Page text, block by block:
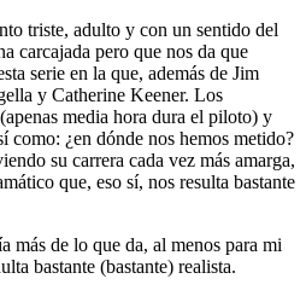
triste, adulto y con un sentido del
carcajada pero que nos da que
serie en la que, además de Jim
y Catherine Keener. Los
media hora dura el piloto) y
como: ¿en dónde nos hemos metido?
su carrera cada vez más amarga,
que, eso sí, nos resulta bastante
más de lo que da, al menos para mi
bastante (bastante) realista.